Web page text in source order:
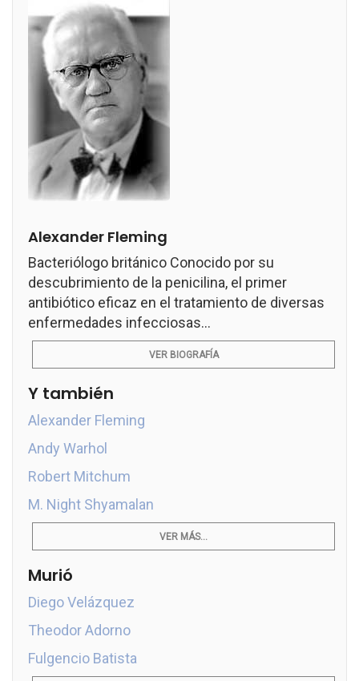
Alexander Fleming
Bacteriólogo británico Conocido por su
descubrimiento de la penicilina, el primer
antibiótico eficaz en el tratamiento de diversas
enfermedades infecciosas...
VER BIOGRAFÍA
Y también
Alexander Fleming
Andy Warhol
Robert Mitchum
M. Night Shyamalan
VER MÁS...
Murió
Diego Velázquez
Theodor Adorno
Fulgencio Batista